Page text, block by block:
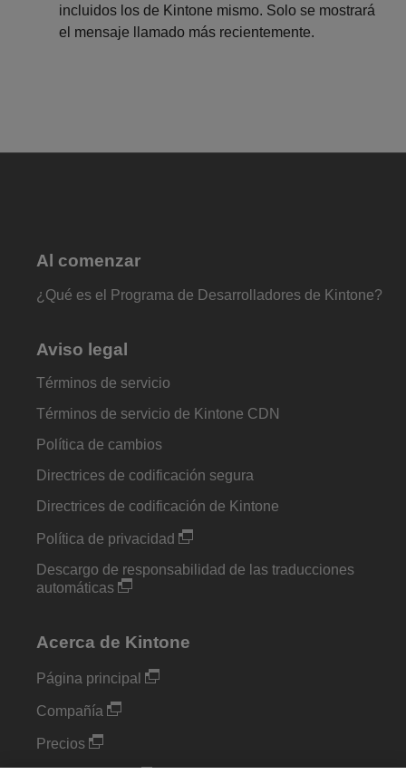
incluidos los de Kintone mismo. Solo se mostrará
el mensaje llamado más recientemente.
Al comenzar
¿Qué es el Programa de Desarrolladores de Kintone?
Aviso legal
Términos de servicio
Términos de servicio de Kintone CDN
Política de cambios
Directrices de codificación segura
Directrices de codificación de Kintone
Política de privacidad
Descargo de responsabilidad de las traducciones
automáticas
Acerca de Kintone
Página principal
Compañía
Precios